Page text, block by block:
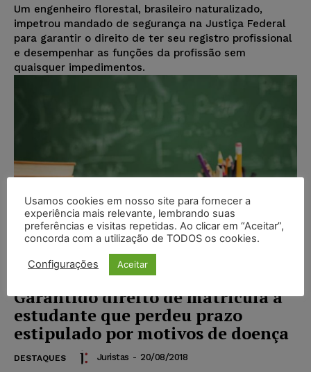
Um engenheiro florestal, brasileiro naturalizado,
impetrou mandado de segurança na Justiça Federal
para garantir o direito de ter seu registro profissional
e desempenhar as funções da profissão sem
quaisquer impedimentos.
Garantido direito de matrícula a
estudante que perdeu prazo
estipulado por motivos de doença
DESTAQUES Juristas - 20/08/2018
Usamos cookies em nosso site para fornecer a
experiência mais relevante, lembrando suas
preferências e visitas repetidas. Ao clicar em “Aceitar”,
concorda com a utilização de TODOS os cookies.
Configurações Aceitar